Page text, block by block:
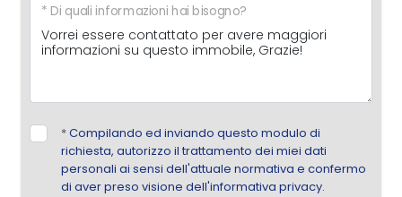
* Di quali informazioni hai bisogno?
*Compilando ed inviando questo modulo di
richiesta, autorizzo il trattamento dei miei dati
personali ai sensi dell'attuale normativa e confermo
di aver preso visione dell'informativa privacy.